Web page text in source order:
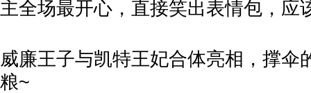
主全场最开心，直接笑出表情包，应
威廉王子与凯特王妃合体亮相，撑伞
粮~